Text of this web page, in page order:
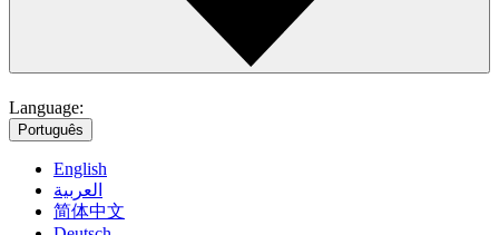
Language:
Português
English
العربية
简体中文